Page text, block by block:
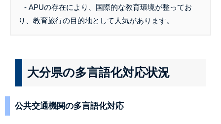
- APUの存在により、国際的な教育環境が整ってお
り、教育旅行の目的地として人気があります。
大分県の多言語化対応状況
公共交通機関の多言語化対応